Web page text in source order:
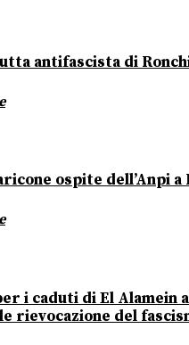
antifascista di
ospite dell’Anpi a
i caduti di El Alamein a
rievocazione del